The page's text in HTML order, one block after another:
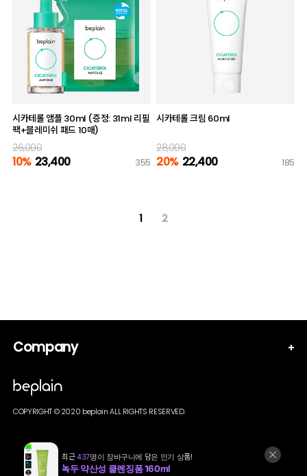
시카테롤 앰플 30ml (증정: 31ml 리필
팩+블레미쉬 패드 10매)
26,000
10% 23,400 355
시카테롤 크림 60ml
28,000
20% 22,400 185
1 2
Company
COPYRIGHT © 2020 beplain ALL RIGHTS RESERVED.